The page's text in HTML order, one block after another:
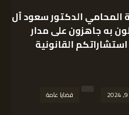
المحامي الدكتور سعود آل
به جاهزون على مدار
القانونية
قضايا عامة